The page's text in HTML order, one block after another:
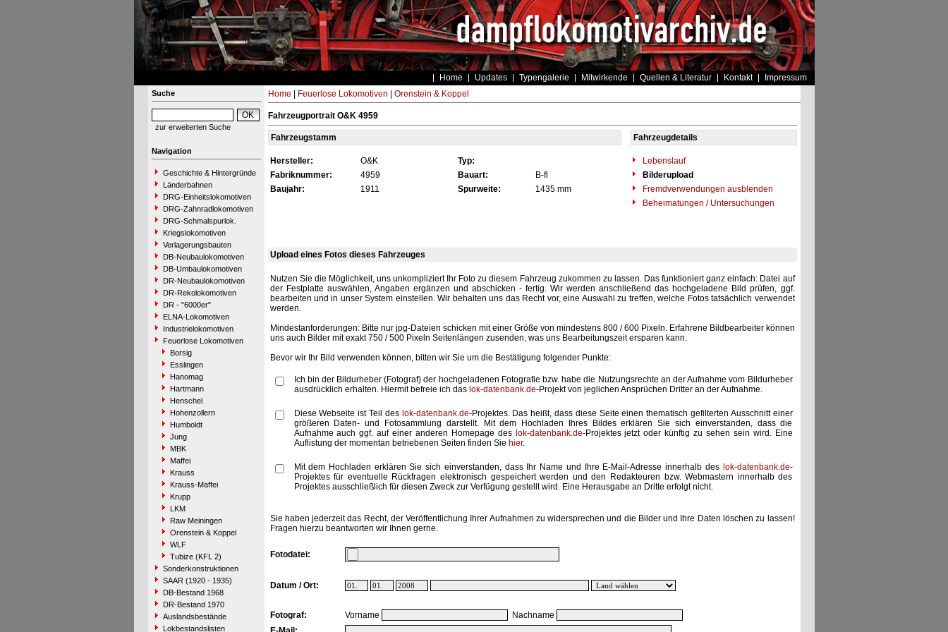
Home Updates Typengalerie Mitwirkende Quellen & Literatur Kontakt Impressum
Suche
zur erweiterten Suche
Navigation
Geschichte & Hintergründe
Länderbahnen
DRG-Einheitslokomotiven
DRG-Zahnradlokomotiven
DRG-Schmalspurlok.
Kriegslokomotiven
Verlagerungsbauten
DB-Neubaulokomotiven
DB-Umbaulokomotiven
DR-Neubaulokomotiven
DR-Rekolokomotiven
DR - "6000er"
ELNA-Lokomotiven
Industrielokomotiven
Feuerlose Lokomotiven
Borsig
Esslingen
Hanomag
Hartmann
Henschel
Hohenzollern
Humboldt
Jung
MBK
Maffei
Krauss
Krauss-Maffei
Krupp
LKM
Raw Meiningen
Orenstein & Koppel
WLF
Tubize (KFL 2)
Sonderkonstruktionen
SAAR (1920 - 1935)
DB-Bestand 1968
DR-Bestand 1970
Auslandsbestände
Lokbestandslisten
Home Feuerlose Lokomotiven Orenstein & Koppel
Fahrzeugportrait O&K 4959
Fahrzeugstamm Fahrzeugdetails
Hersteller: O&K Typ:
Lebenslauf
Fabriknummer:
4959 Bauart: B-fl
Bilderupload
Baujahr:
1911 Spurweite: 1435 mm
Fremdverwendungen ausblenden
Beheimatungen / Untersuchungen
Upload eines Fotos dieses Fahrzeuges
Nutzen Sie die Möglichkeit, uns unkompliziert Ihr Foto zu diesem Fahrzeug zukommen zu lassen. Das funktioniert ganz einfach: Datei auf
der Festplatte auswählen, Angaben ergänzen und abschicken - fertig. Wir werden anschließend das hochgeladene Bild prüfen, ggf.
bearbeiten und in unser System einstellen. Wir behalten uns das Recht vor, eine Auswahl zu treffen, welche Fotos tatsächlich verwendet
werden.
Mindestanforderungen: Bitte nur jpg-Dateien schicken mit einer Größe von mindestens 800 / 600 Pixeln. Erfahrene Bildbearbeiter können
uns auch Bilder mit exakt 750 / 500 Pixeln Seitenlängen zusenden, was uns Bearbeitungszeit ersparen kann.
Bevor wir Ihr Bild verwenden können, bitten wir Sie um die Bestätigung folgender Punkte:
Ich bin der Bildurheber (Fotograf) der hochgeladenen Fotografie bzw. habe die Nutzungsrechte an der Aufnahme vom Bildurheber
ausdrücklich erhalten. Hiermit befreie ich das lok-datenbank.de-Projekt von jeglichen Ansprüchen Dritter an der Aufnahme.
Diese Webseite ist Teil des lok-datenbank.de-Projektes. Das heißt, dass diese Seite einen thematisch gefilterten Ausschnitt einer
größeren Daten- und Fotosammlung darstellt. Mit dem Hochladen Ihres Bildes erklären Sie sich einverstanden, dass die
Aufnahme auch ggf. auf einer anderen Homepage des lok-datenbank.de-Projektes jetzt oder künftig zu sehen sein wird. Eine
Auflistung der momentan betriebenen Seiten finden Sie hier.
Mit dem Hochladen erklären Sie sich einverstanden, dass Ihr Name und Ihre E-Mail-Adresse innerhalb des lok-datenbank.de-
Projektes für eventuelle Rückfragen elektronisch gespeichert werden und den Redakteuren bzw. Webmastern innerhalb des
Projektes ausschließlich für diesen Zweck zur Verfügung gestellt wird. Eine Herausgabe an Dritte erfolgt nicht.
Sie haben jederzeit das Recht, der Veröffentlichung Ihrer Aufnahmen zu widersprechen und die Bilder und Ihre Daten löschen zu lassen!
Fragen hierzu beantworten wir Ihnen gerne.
Fotodatei:
Datum / Ort:
Fotograf: Vorname
Nachname